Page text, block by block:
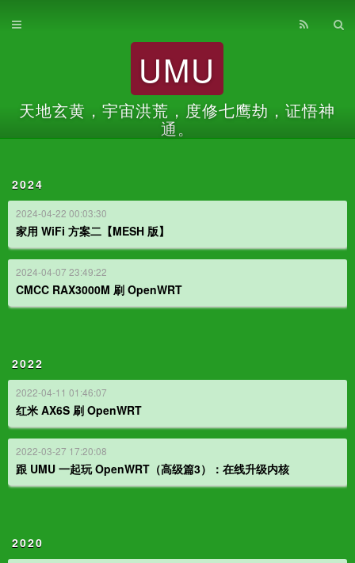
UMU
天地玄黄，宇宙洪荒，度修七鹰劫，证悟神
通。
2024
2024-04-22 00:03:30
家用 WiFi 方案二【MESH 版】
2024-04-07 23:49:22
CMCC RAX3000M 刷 OpenWRT
2022
2022-04-11 01:46:07
红米 AX6S 刷 OpenWRT
2022-03-27 17:20:08
跟 UMU 一起玩 OpenWRT（高级篇3）：在线升级内核
2020
首页
关于